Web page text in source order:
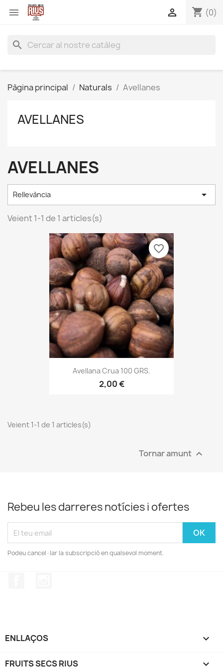
 shopping_cart (0)

search
Pàgina principal Naturals Avellanes
AVELLANES
AVELLANES
Rellevància 
Veient 1-1 de 1 articles(s)
Avellana Crua 100 GRS.
2,00 €
favorite_border
Veient 1-1 de 1 articles(s)
Tornar amunt 
Rebeu les darreres notícies i ofertes
Podeu cancel·lar la subscripció en qualsevol moment.
ENLLAÇOS 
FRUITS SECS RIUS 